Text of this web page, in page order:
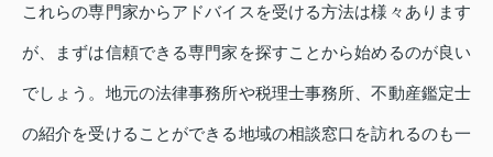
これらの専門家からアドバイスを受ける方法は様々あります
が、まずは信頼できる専門家を探すことから始めるのが良い
でしょう。地元の法律事務所や税理士事務所、不動産鑑定士
の紹介を受けることができる地域の相談窓口を訪れるのも一